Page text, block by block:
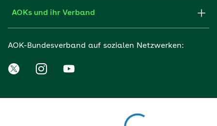
AOKs und ihr Verband
AOK-Bundesverband auf sozialen Netzwerken: